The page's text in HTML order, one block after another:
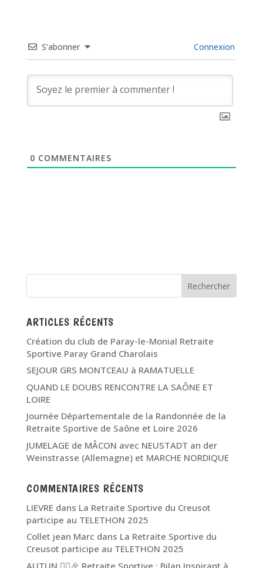
S’abonner Connexion
0 COMMENTAIRES
ARTICLES RÉCENTS
Création du club de Paray-le-Monial Retraite
Sportive Paray Grand Charolais
SEJOUR GRS MONTCEAU à RAMATUELLE
QUAND LE DOUBS RENCONTRE LA SAÔNE ET
LOIRE
Journée Départementale de la Randonnée de la
Retraite Sportive de Saône et Loire 2026
JUMELAGE de MÂCON avec NEUSTADT an der
Weinstrasse (Allemagne) et MARCHE NORDIQUE
COMMENTAIRES RÉCENTS
LIEVRE dans La Retraite Sportive du Creusot
participe au TELETHON 2025
Collet jean Marc dans La Retraite Sportive du
Creusot participe au TELETHON 2025
AUTUN 🏃‍♂️🎉 Retraite Sportive : Bilan Inspirant à